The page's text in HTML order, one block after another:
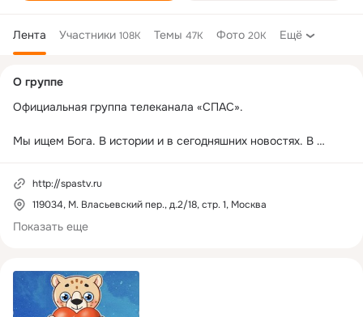
Лента Участники 108K Темы 47K Фото 20K Ещё
колонка
О группе
Официальная группа телеканала «СПАС».
Мы ищем Бога. В истории и в сегодняшних новостях. В
документальные фильмы, новости, путешествия по святым
местам, ответы священников, советы психологов, беседы с
известными современниками, а также эксклюзивный Стрим
и молитвы в прямом эфире.
http://help.spastv.ru
http://spastv.ru
119034, М. Власьевский пер., д.2/18, стр. 1, Москва
Показать еще